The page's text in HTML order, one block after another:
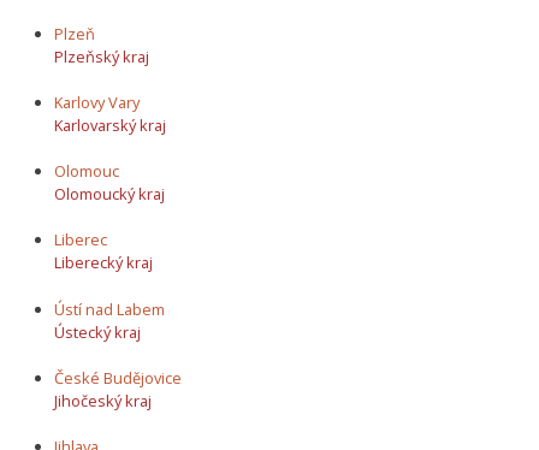
Plzeň
Plzeňský kraj
Karlovy Vary
Karlovarský kraj
Olomouc
Olomoucký kraj
Liberec
Liberecký kraj
Ústí nad Labem
Ústecký kraj
České Budějovice
Jihočeský kraj